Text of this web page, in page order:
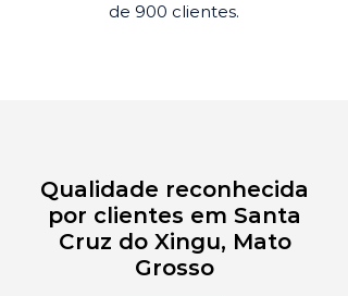
de 900 clientes.
Qualidade reconhecida
por clientes em Santa
Cruz do Xingu, Mato
Grosso